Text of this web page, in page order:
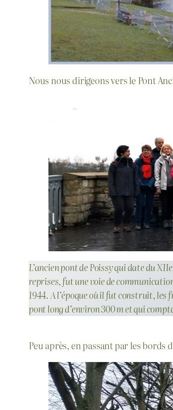
Nous nous dirigeons vers le Pont
L’ancien pont de Poissy qui date du
reprises, fut une voie de
1944. A l’époque où il fut construit,
pont long d’environ 300 m et qui
Peu après, en passant par les bords